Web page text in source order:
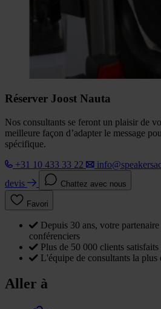
Réserver Joost Nauta
Nos consultants se feront un plaisir de
meilleure façon d’adapter le message
spécifique.
+31 10 433 33 22
devis
Chattez avec nous
Favori
Depuis 30 ans, votre
conférenciers
Plus de 50 000 clients
L'équipe de consultants la plus
Aller à